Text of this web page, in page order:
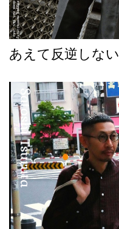
あえて反逆しない
Satoshi Tsuruta